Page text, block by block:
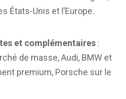
États-Unis et l’Europe.
et complémentaires :
de masse, Audi, BMW et
premium, Porsche sur le